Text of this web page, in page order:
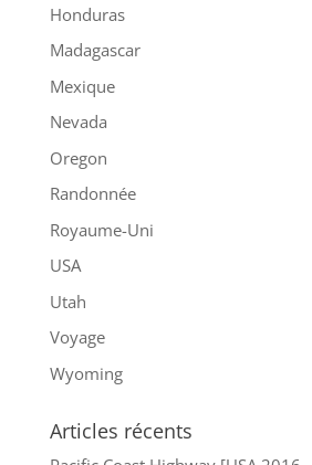
Honduras
Madagascar
Mexique
Nevada
Oregon
Randonnée
Royaume-Uni
USA
Utah
Voyage
Wyoming
Articles récents